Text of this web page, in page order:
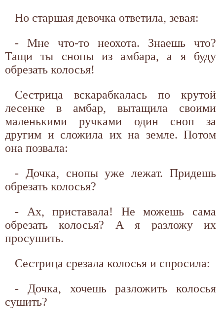
Но старшая девочка ответила, зевая:
- Мне что-то неохота. Знаешь что?
Тащи ты снопы из амбара, а я буду
обрезать колосья!
Сестрица вскарабкалась по крутой
лесенке в амбар, вытащила своими
маленькими ручками один сноп за
другим и сложила их на земле. Потом
она позвала:
- Дочка, снопы уже лежат. Придешь
обрезать колосья?
- Ах, приставала! Не можешь сама
обрезать колосья? А я разложу их
просушить.
Сестрица срезала колосья и спросила:
- Дочка, хочешь разложить колосья
сушить?